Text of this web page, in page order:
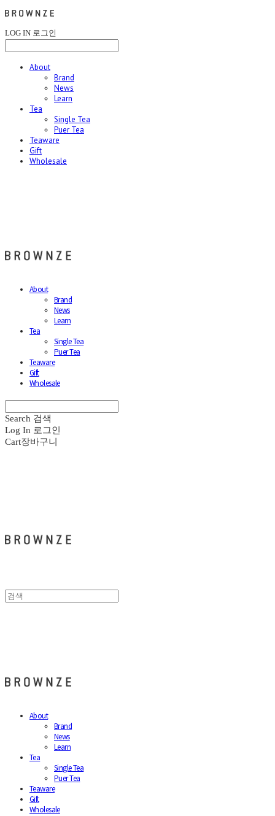
LOG IN 로그인
About
Brand
News
Learn
Tea
Single Tea
Puer Tea
Teaware
Gift
Wholesale
About
Brand
News
Learn
Tea
Single Tea
Puer Tea
Teaware
Gift
Wholesale
Search 검색
Log In 로그인
Cart장바구니
About
Brand
News
Learn
Tea
Single Tea
Puer Tea
Teaware
Gift
Wholesale